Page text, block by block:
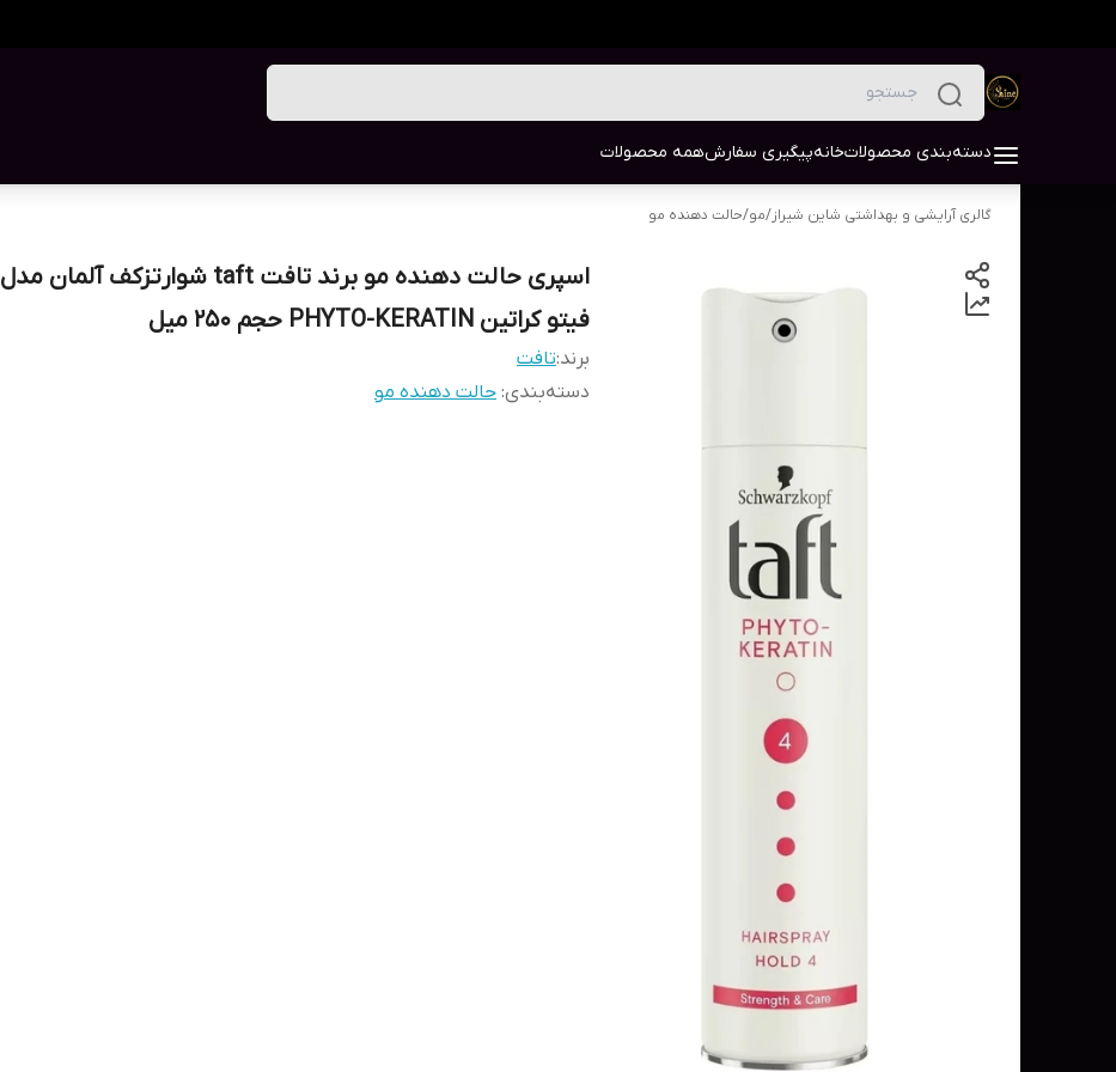
دسته‌بندی محصولاتخانهپیگیری سفارشهمه محصولات
گالری آرایشی و بهداشتی شاین شیراز/مو/حالت دهنده مو
اسپری حالت دهنده مو برند تافت taft شوارتزکف آلمان مدل
فیتو کراتین PHYTO-KERATIN حجم 250 میل
برند:تافت
دسته‌بندی: حالت دهنده مو